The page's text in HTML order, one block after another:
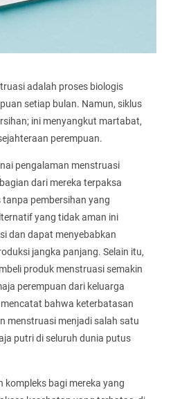
adalah proses biologis
setiap bulan. Namun, siklus
ini menyangkut martabat,
perempuan.
pengalaman menstruasi
dari mereka terpaksa
pembersihan yang
yang tidak aman ini
dan dapat menyebabkan
jangka panjang. Selain itu,
produk menstruasi semakin
perempuan dari keluarga
mencatat bahwa keterbatasan
menstruasi menjadi salah satu
putri di seluruh dunia putus
kompleks bagi mereka yang